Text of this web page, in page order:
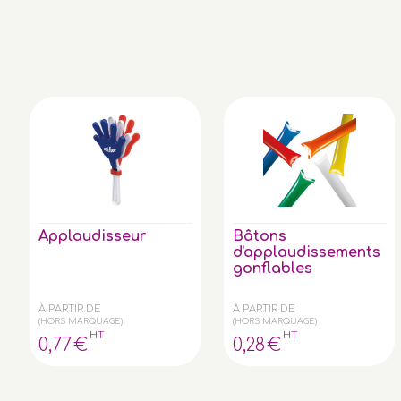
Applaudisseur
À PARTIR DE
(HORS MARQUAGE)
0,77€
HT
Bâtons
d'applaudissements
gonflables
À PARTIR DE
(HORS MARQUAGE)
0,28€
HT